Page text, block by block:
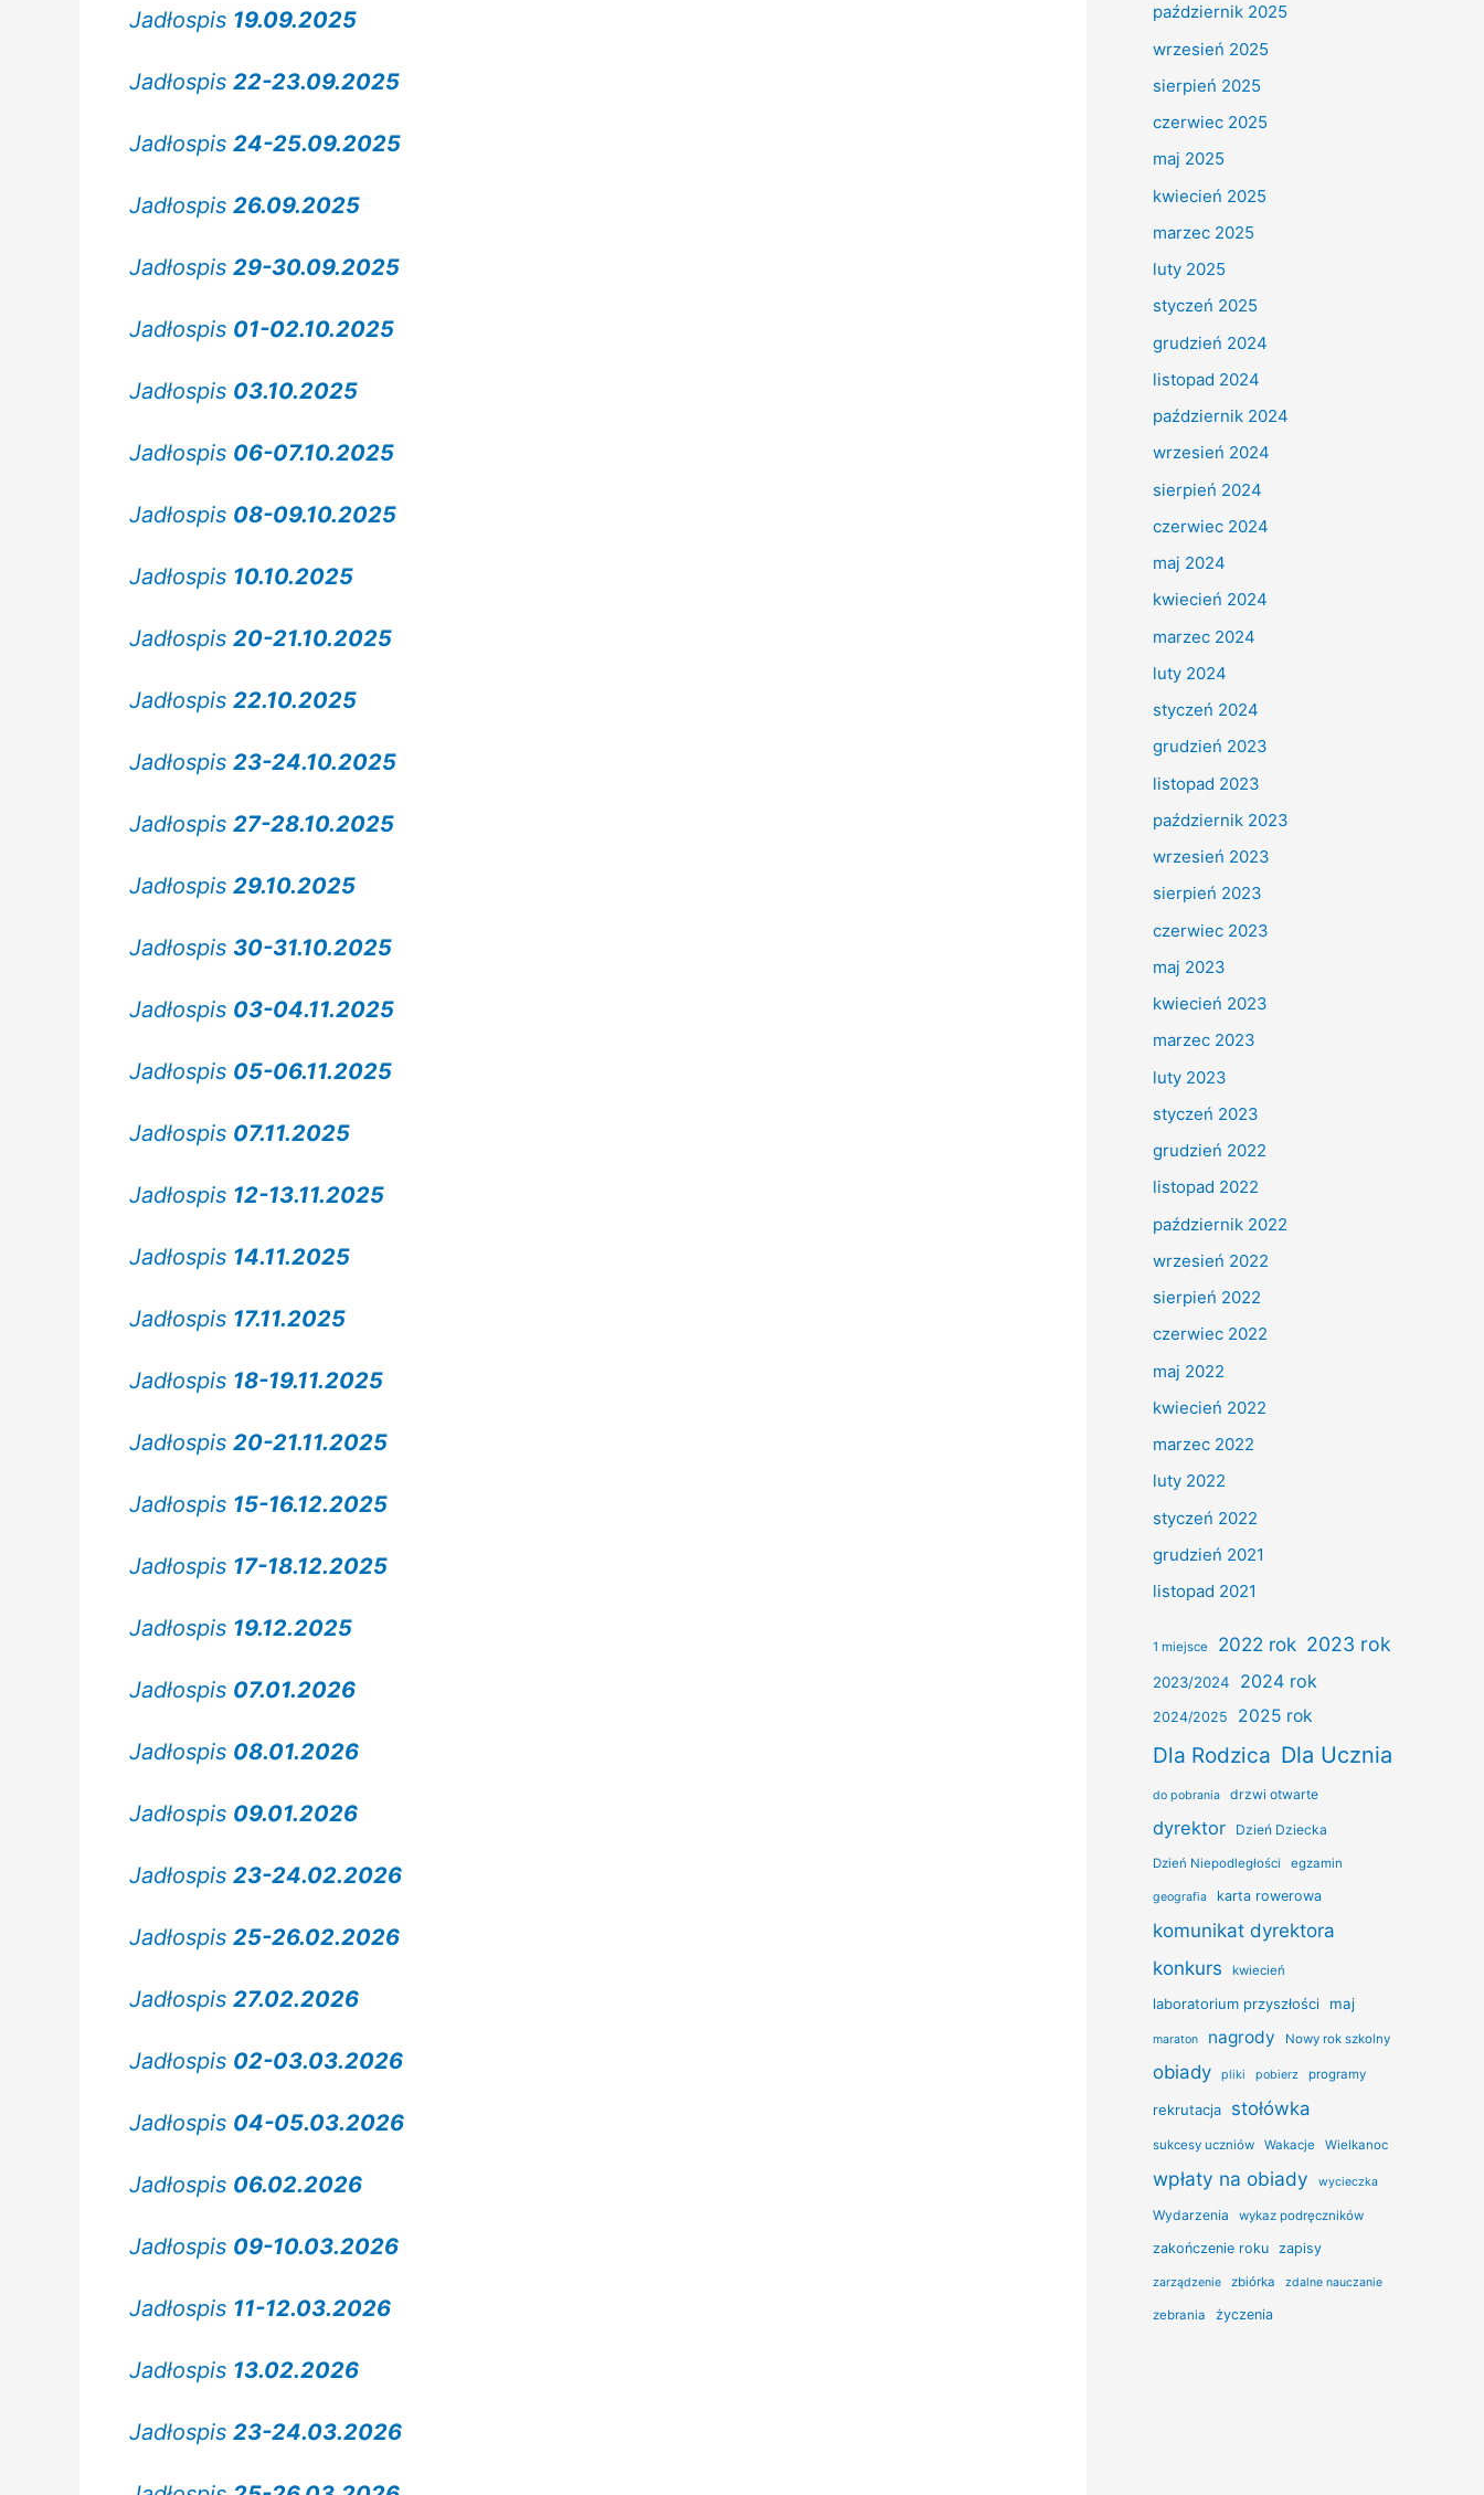
Jadłospis 19.09.2025
Jadłospis 22-23.09.2025
Jadłospis 24-25.09.2025
Jadłospis 26.09.2025
Jadłospis 29-30.09.2025
Jadłospis 01-02.10.2025
Jadłospis 03.10.2025
Jadłospis 06-07.10.2025
Jadłospis 08-09.10.2025
Jadłospis 10.10.2025
Jadłospis 20-21.10.2025
Jadłospis 22.10.2025
Jadłospis 23-24.10.2025
Jadłospis 27-28.10.2025
Jadłospis 29.10.2025
Jadłospis 30-31.10.2025
Jadłospis 03-04.11.2025
Jadłospis 05-06.11.2025
Jadłospis 07.11.2025
Jadłospis 12-13.11.2025
Jadłospis 14.11.2025
Jadłospis 17.11.2025
Jadłospis 18-19.11.2025
Jadłospis 20-21.11.2025
Jadłospis 15-16.12.2025
Jadłospis 17-18.12.2025
Jadłospis 19.12.2025
Jadłospis 07.01.2026
Jadłospis 08.01.2026
Jadłospis 09.01.2026
Jadłospis 23-24.02.2026
Jadłospis 25-26.02.2026
Jadłospis 27.02.2026
Jadłospis 02-03.03.2026
Jadłospis 04-05.03.2026
Jadłospis 06.02.2026
Jadłospis 09-10.03.2026
Jadłospis 11-12.03.2026
Jadłospis 13.02.2026
Jadłospis 23-24.03.2026
październik 2025
wrzesień 2025
sierpień 2025
czerwiec 2025
maj 2025
kwiecień 2025
marzec 2025
luty 2025
styczeń 2025
grudzień 2024
listopad 2024
październik 2024
wrzesień 2024
sierpień 2024
czerwiec 2024
maj 2024
kwiecień 2024
marzec 2024
luty 2024
styczeń 2024
grudzień 2023
listopad 2023
październik 2023
wrzesień 2023
sierpień 2023
czerwiec 2023
maj 2023
kwiecień 2023
marzec 2023
luty 2023
styczeń 2023
grudzień 2022
listopad 2022
październik 2022
wrzesień 2022
sierpień 2022
czerwiec 2022
maj 2022
kwiecień 2022
marzec 2022
luty 2022
styczeń 2022
grudzień 2021
listopad 2021
1 miejsce 2022 rok 2023 rok
2023/2024 2024 rok
2024/2025 2025 rok
Dla Rodzica Dla Ucznia
do pobrania drzwi otwarte
dyrektor Dzień Dziecka
Dzień Niepodległości egzamin
geografia karta rowerowa
komunikat dyrektora
konkurs kwiecień
laboratorium przyszłości maj
maraton nagrody Nowy rok szkolny
obiady pliki pobierz programy
rekrutacja stołówka
sukcesy uczniów Wakacje Wielkanoc
wpłaty na obiady wycieczka
Wydarzenia wykaz podręczników
zakończenie roku zapisy
zarządzenie zbiórka zdalne nauczanie
zebrania życzenia